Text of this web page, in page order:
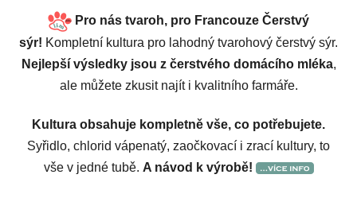
Pro nás tvaroh, pro Francouze Čerstvý
sýr! Kompletní kultura pro lahodný tvarohový čerstvý sýr.
Nejlepší výsledky jsou z čerstvého domácího mléka,
ale můžete zkusit najít i kvalitního farmáře.
Kultura obsahuje kompletně vše, co potřebujete.
Syřidlo, chlorid vápenatý, zaočkovací i zrací kultury, to
vše v jedné tubě. A návod k výrobě!